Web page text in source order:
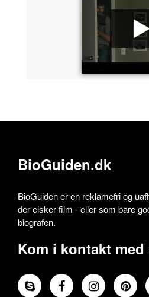
BioGuiden.dk
BioGuiden er en reklamefri og
der elsker film - eller som bare
biografen.
Kom i kontakt med